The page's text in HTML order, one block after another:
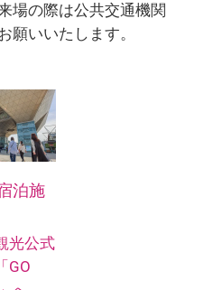
場の際は公共交通機関
願いいたします。
泊施
光公式
GO